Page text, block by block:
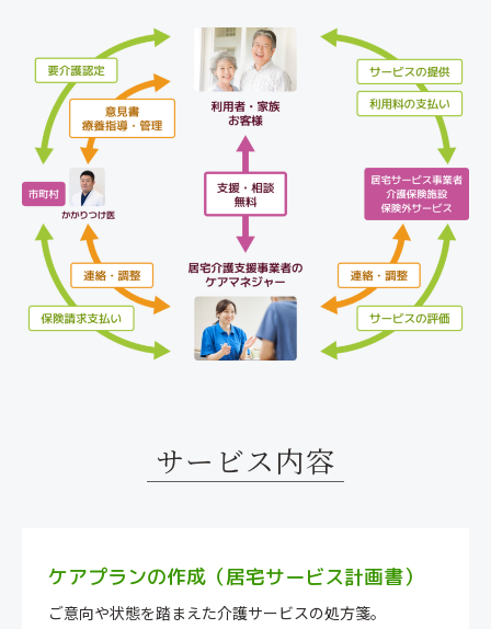
サービス内容
ケアプランの作成（居宅サービス計画書）
ご意向や状態を踏まえた介護サービスの処方箋。